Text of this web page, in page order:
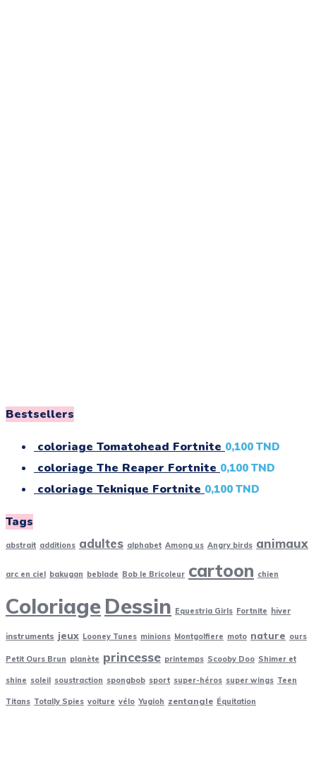
Bestsellers
coloriage Tomatohead Fortnite 0,100 TND
coloriage The Reaper Fortnite 0,100 TND
coloriage Teknique Fortnite 0,100 TND
Tags
abstrait additions adultes alphabet Among us Angry birds animaux
arc en ciel bakugan beblade Bob le Bricoleur cartoon chien
ColoriageDessin Equestria Girls Fortnite hiver
instruments jeux Looney Tunes minions Montgolfiere moto nature ours
Petit Ours Brun planète princesse printemps Scooby Doo Shimer et
shine soleil soustraction spongbob sport super-héros super wings Teen
Titans Totally Spies voiture vélo Yugioh zentangle Équitation